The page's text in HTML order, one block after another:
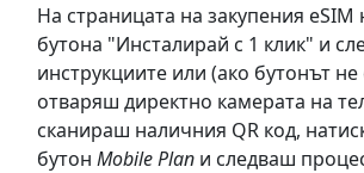
На страницата на закупения eSIM
бутона "Инсталирай с 1 клик" и
инструкциите или (ако бутонът
отваряш директно камерата на
сканираш наличния QR код,
бутон Mobile Planи следваш